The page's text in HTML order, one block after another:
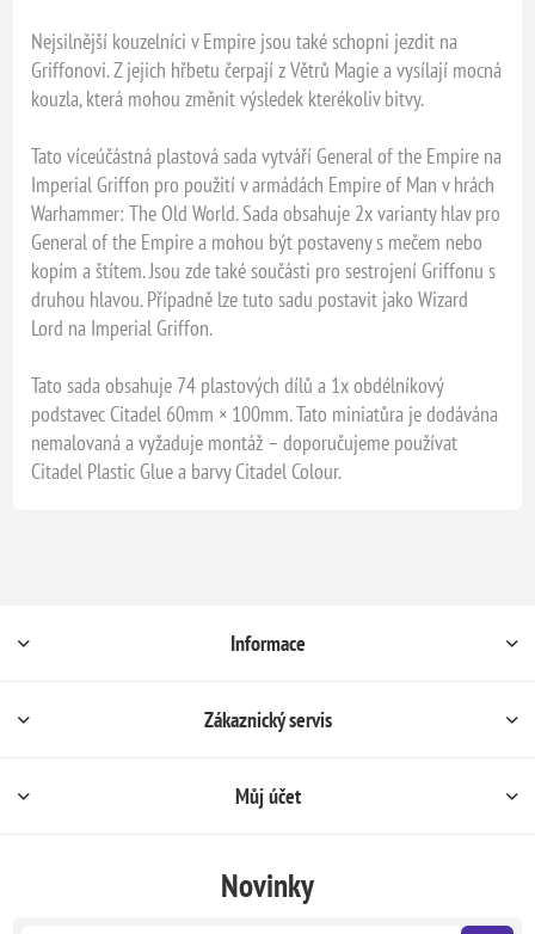
Nejsilnější kouzelníci v Empire jsou také schopni jezdit na
Griffonovi. Z jejich hřbetu čerpají z Větrů Magie a vysílají mocná
kouzla, která mohou změnit výsledek kterékoliv bitvy.
Tato víceúčástná plastová sada vytváří General of the Empire na
Imperial Griffon pro použití v armádách Empire of Man v hrách
Warhammer: The Old World. Sada obsahuje 2x varianty hlav pro
General of the Empire a mohou být postaveny s mečem nebo
kopím a štítem. Jsou zde také součásti pro sestrojení Griffonu s
druhou hlavou. Případně lze tuto sadu postavit jako Wizard
Lord na Imperial Griffon.
Tato sada obsahuje 74 plastových dílů a 1x obdélníkový
podstavec Citadel 60mm × 100mm. Tato miniatůra je dodávána
nemalovaná a vyžaduje montáž – doporučujeme používat
Citadel Plastic Glue a barvy Citadel Colour.
Informace
Zákaznický servis
Můj účet
Novinky